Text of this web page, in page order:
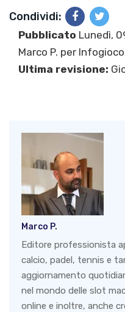
Condividi:
Pubblicato Lunedì,
Marco P. per
Ultima revisione:
Marco P.
Editore professionista
calcio, padel, tennis e
aggiornamento
nel mondo delle slot
online e inoltre, anche